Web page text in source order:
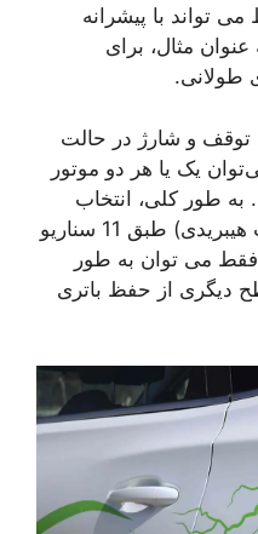
تواند با پیشرانه
مثال، برای
طولانی.
توقف و شارژ در حالت
یک یا هر دو موتور
به طور کلی، انتخاب
طرح انتقال (در رانندگی حالت هیبریدی) طبق 11 سناریو
فقط می توان به طور
دیگری از حفظ باتری